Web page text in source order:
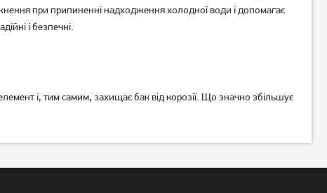
при припиненні надходження холодної води і допомагає
і безпечні.
і, тим самим, захищає бак від корозії. Що значно збільшує